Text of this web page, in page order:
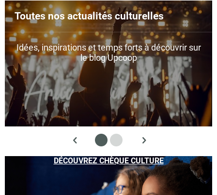
Toutes nos actualités culturelles
Idées, inspirations et temps forts à découvrir sur
le blog Upcoop
DÉCOUVREZ CHÈQUE CULTURE